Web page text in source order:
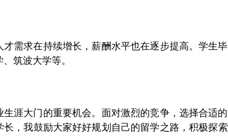
需求在持续增长，薪酬水平也在逐步提高。学生毕
筑波大学等。
涯大门的重要机会。面对激烈的竞争，选择合适的
，我鼓励大家好好规划自己的留学之路，积极探索